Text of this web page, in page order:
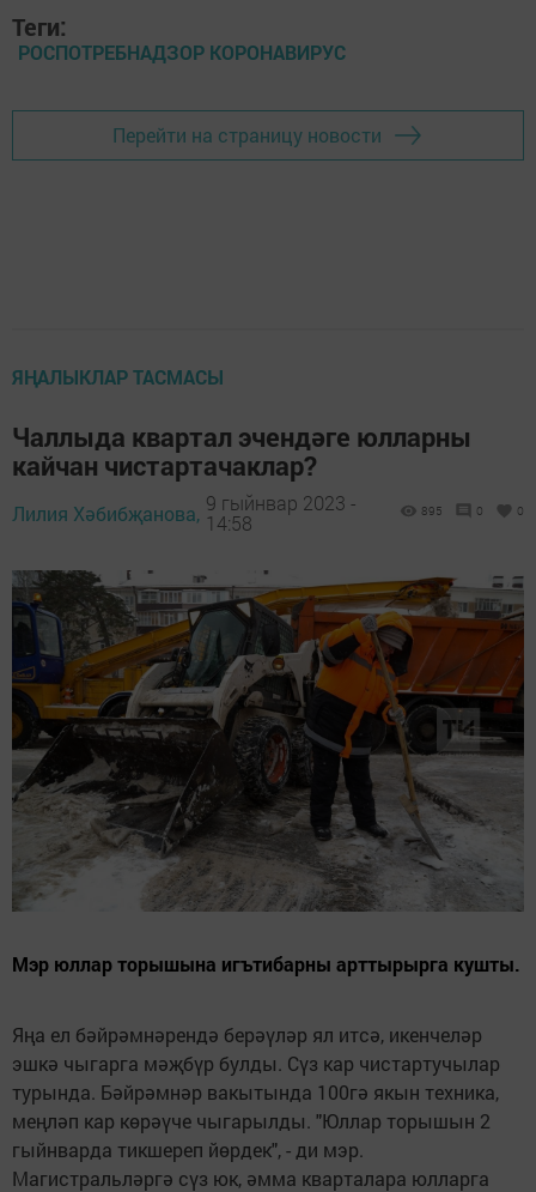
Теги:
РОСПОТРЕБНАДЗОР КОРОНАВИРУС
Перейти на страницу новости
ЯҢАЛЫКЛАР ТАСМАСЫ
Чаллыда квартал эчендәге юлларны
кайчан чистартачаклар?
Лилия Хәбибҗанова, 9 гыйнвар 2023 -
14:58
895 0 0
Мэр юллар торышына игътибарны арттырырга кушты.
Яңа ел бәйрәмнәрендә берәүләр ял итсә, икенчеләр
эшкә чыгарга мәҗбүр булды. Сүз кар чистартучылар
турында. Бәйрәмнәр вакытында 100гә якын техника,
меңләп кар көрәүче чыгарылды. "Юллар торышын 2
гыйнварда тикшереп йөрдек", - ди мэр.
Магистральләргә сүз юк, әмма кварталара юлларга